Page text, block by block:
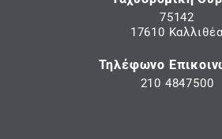
75142
17610
Τηλέφωνο
210 4847500